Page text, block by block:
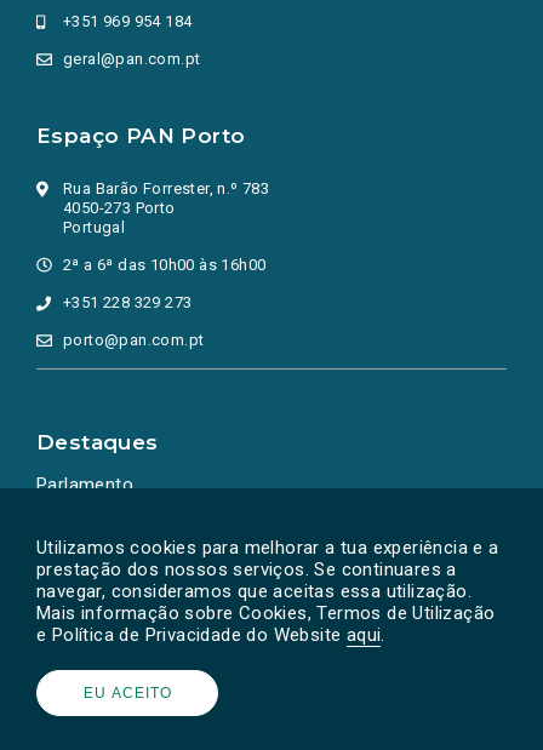
Utilizamos cookies para melhorar a tua experiência e a
prestação dos nossos serviços. Se continuares a
navegar, consideramos que aceitas essa utilização.
Mais informação sobre Cookies, Termos de Utilização
e Política de Privacidade do Website aqui.
EU ACEITO
+351 969 954 184
geral@pan.com.pt
Espaço PAN Porto
Rua Barão Forrester, n.º 783
4050-273 Porto
Portugal
2ª a 6ª das 10h00 às 16h00
+351 228 329 273
porto@pan.com.pt
Destaques
Parlamento
Powered by © PAN 2026